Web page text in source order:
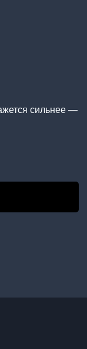
сильнее —